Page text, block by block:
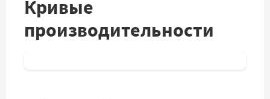
Кривые
производительности